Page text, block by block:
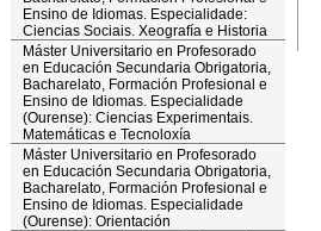
Ensino de Idiomas. Especialidade:
Ciencias Sociais. Xeografía e Historia
Máster Universitario en Profesorado
en Educación Secundaria Obrigatoria,
Bacharelato, Formación Profesional e
Ensino de Idiomas. Especialidade
(Ourense): Ciencias Experimentais.
Matemáticas e Tecnoloxía
Máster Universitario en Profesorado
en Educación Secundaria Obrigatoria,
Bacharelato, Formación Profesional e
Ensino de Idiomas. Especialidade
(Ourense): Orientación